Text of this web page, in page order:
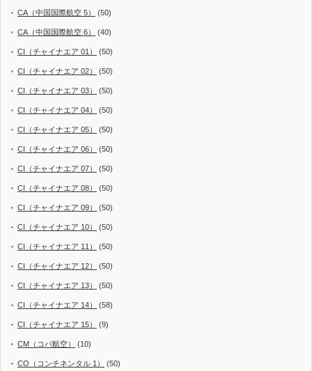
CA（中国国際航空 5） (50)
CA（中国国際航空 6） (40)
CI（チャイナエア 01） (50)
CI（チャイナエア 02） (50)
CI（チャイナエア 03） (50)
CI（チャイナエア 04） (50)
CI（チャイナエア 05） (50)
CI（チャイナエア 06） (50)
CI（チャイナエア 07） (50)
CI（チャイナエア 08） (50)
CI（チャイナエア 09） (50)
CI（チャイナエア 10） (50)
CI（チャイナエア 11） (50)
CI（チャイナエア 12） (50)
CI（チャイナエア 13） (50)
CI（チャイナエア 14） (58)
CI（チャイナエア 15） (9)
CM（コパ航空） (10)
CO（コンチネンタル 1） (50)